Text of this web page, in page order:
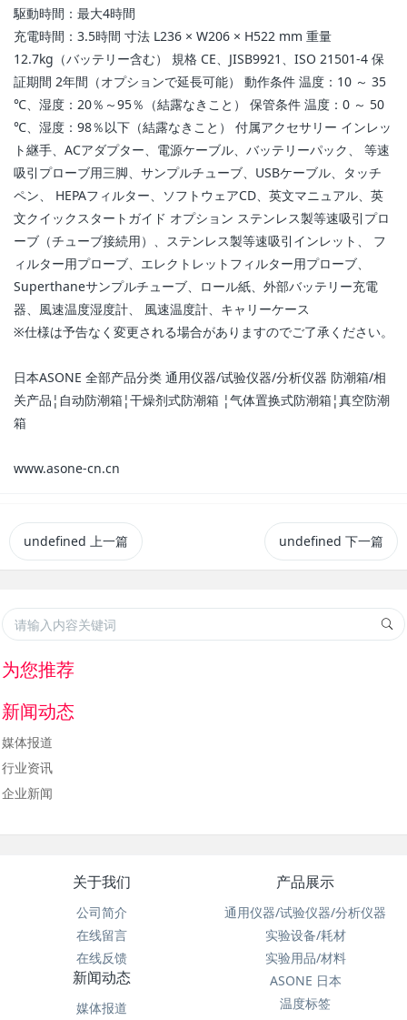
駆動時間：最大4時間
充電時間：3.5時間 寸法 L236 × W206 × H522 mm 重量
12.7kg（バッテリー含む） 規格 CE、JISB9921、ISO 21501-4 保
証期間 2年間（オプションで延長可能） 動作条件 温度：10 ～ 35
℃、湿度：20％～95％（結露なきこと） 保管条件 温度：0 ～ 50
℃、湿度：98％以下（結露なきこと） 付属アクセサリー インレッ
ト継手、ACアダプター、電源ケーブル、バッテリーパック、 等速
吸引プローブ用三脚、サンプルチューブ、USBケーブル、タッチ
ペン、 HEPAフィルター、ソフトウェアCD、英文マニュアル、英
文クイックスタートガイド オプション ステンレス製等速吸引プロ
ーブ（チューブ接続用）、ステンレス製等速吸引インレット、 フ
ィルター用プローブ、エレクトレットフィルター用プローブ、
Superthaneサンプルチューブ、ロール紙、外部バッテリー充電
器、風速温度湿度計、 風速温度計、キャリーケース
※仕様は予告なく変更される場合がありますのでご了承ください。
日本ASONE 全部产品分类 通用仪器/试验仪器/分析仪器 防潮箱/相
关产品¦自动防潮箱¦干燥剂式防潮箱 ¦气体置换式防潮箱¦真空防潮
箱
www.asone-cn.cn
undefined 上一篇 undefined 下一篇
为您推荐
新闻动态
媒体报道
行业资讯
企业新闻
关于我们
公司简介
在线留言
在线反馈
产品展示
通用仪器/试验仪器/分析仪器
实验设备/耗材
实验用品/材料
ASONE 日本
温度标签
新闻动态
媒体报道